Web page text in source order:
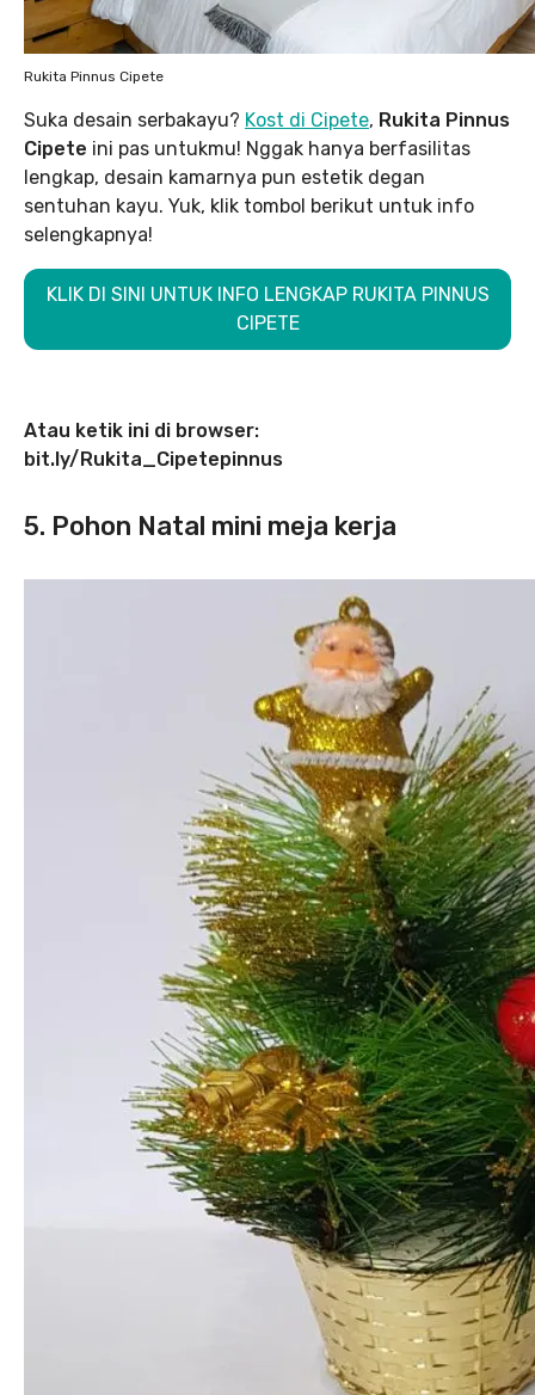
Rukita Pinnus Cipete
Suka desain serbakayu? Kost di Cipete, Rukita Pinnus
Cipete ini pas untukmu! Nggak hanya berfasilitas
lengkap, desain kamarnya pun estetik degan
sentuhan kayu. Yuk, klik tombol berikut untuk info
selengkapnya!
KLIK DI SINI UNTUK INFO LENGKAP RUKITA PINNUS
CIPETE
Atau ketik ini di browser:
bit.ly/Rukita_Cipetepinnus
5. Pohon Natal mini meja kerja